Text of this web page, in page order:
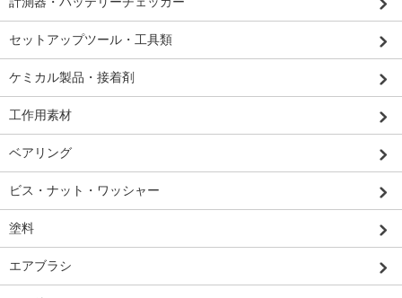
セットアップツール・工具類
ケミカル製品・接着剤
工作用素材
ベアリング
ビス・ナット・ワッシャー
塗料
エアブラシ